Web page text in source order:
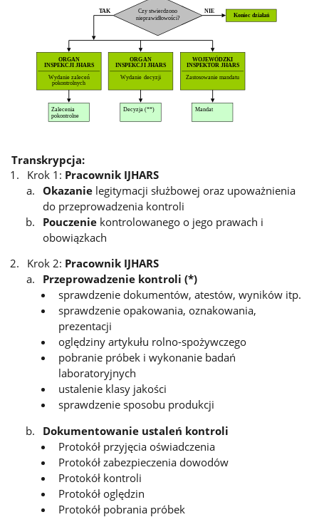
Transkrypcja:
Krok 1: Pracownik IJHARS
Okazanie legitymacji służbowej oraz upoważnienia
do przeprowadzenia kontroli
Pouczenie kontrolowanego o jego prawach i
obowiązkach
Krok 2: Pracownik IJHARS
Przeprowadzenie kontroli (*)
sprawdzenie dokumentów, atestów, wyników itp.
sprawdzenie opakowania, oznakowania,
prezentacji
oględziny artykułu rolno-spożywczego
pobranie próbek i wykonanie badań
laboratoryjnych
ustalenie klasy jakości
sprawdzenie sposobu produkcji
Dokumentowanie ustaleń kontroli
Protokół przyjęcia oświadczenia
Protokół zabezpieczenia dowodów
Protokół kontroli
Protokół oględzin
Protokół pobrania próbek